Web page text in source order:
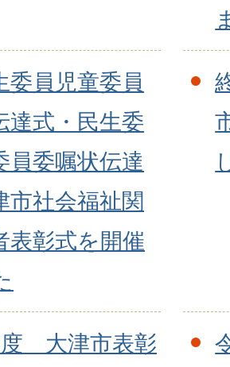
委員児童委員
達式・民生委
員委嘱状伝達
市社会福祉関
表彰式を開催
大津市表彰